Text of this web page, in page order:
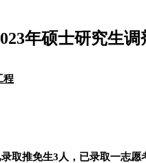
年硕士研究生调
程
录取推免生3 人，已录取一志愿